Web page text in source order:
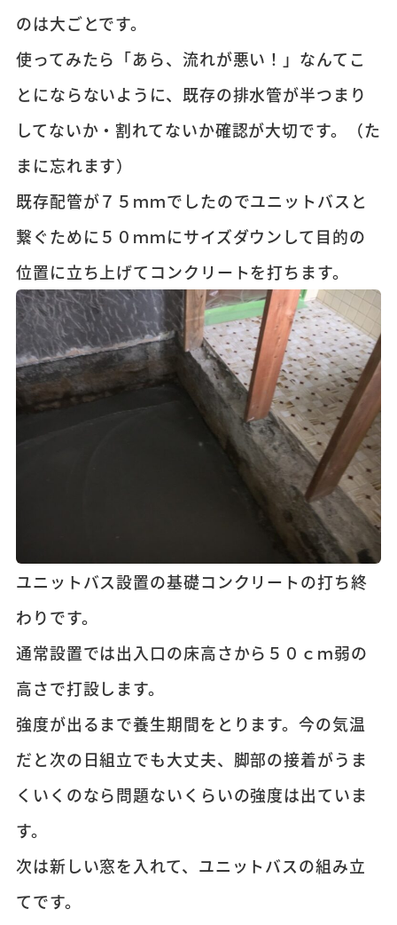
のは大ごとです。
使ってみたら「あら、流れが悪い！」なんてこ
とにならないように、既存の排水管が半つまり
してないか・割れてないか確認が大切です。（た
まに忘れます）
既存配管が７５ｍｍでしたのでユニットバスと
繋ぐために５０ｍｍにサイズダウンして目的の
位置に立ち上げてコンクリートを打ちます。
ユニットバス設置の基礎コンクリートの打ち終
わりです。
通常設置では出入口の床高さから５０ｃｍ弱の
高さで打設します。
強度が出るまで養生期間をとります。今の気温
だと次の日組立でも大丈夫、脚部の接着がうま
くいくのなら問題ないくらいの強度は出ていま
す。
次は新しい窓を入れて、ユニットバスの組み立
てです。